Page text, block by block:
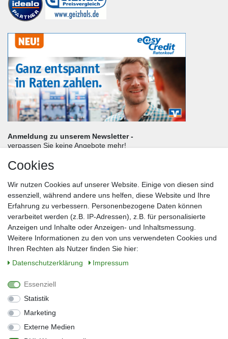
Anmeldung zu unserem Newsletter -
verpassen Sie keine Angebote mehr!
Nachname*
E-Mail*
Sie können den Newsletter jederzeit kostenlos abbestellen.
** gilt für Lieferungen innerhalb Deutschlands, Lieferzeiten für andere Länder
entnehmen Sie bitte der Schaltfläche mit den Versandinformationen
Widerrufs­recht
Cookies
Wir nutzen Cookies auf unserer Website. Einige von diesen sind
essenziell, während andere uns helfen, diese Website und Ihre
Erfahrung zu verbessern. Personenbezogene Daten können
verarbeitet werden (z.B. IP-Adressen), z.B. für personalisierte
Anzeigen und Inhalte oder Anzeigen- und Inhaltsmessung.
Weitere Informationen zu den von uns verwendeten Cookies und
Ihren Rechten als Nutzer finden Sie hier:
Daten­schutz­erklärung
Impressum
Essenziell
Statistik
Marketing
Externe Medien